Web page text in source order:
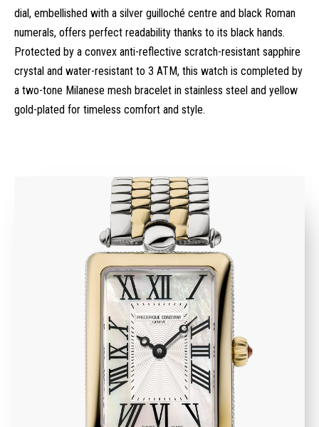
dial, embellished with a silver guilloché centre and black Roman
numerals, offers perfect readability thanks to its black hands.
Protected by a convex anti-reflective scratch-resistant sapphire
crystal and water-resistant to 3 ATM, this watch is completed by
a two-tone Milanese mesh bracelet in stainless steel and yellow
gold-plated for timeless comfort and style.